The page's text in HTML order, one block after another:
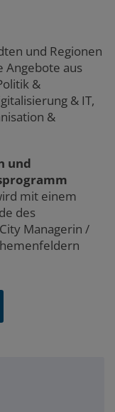
und Regionen
Angebote aus
&
& IT,
&
und
mit einem
des
Managerin /